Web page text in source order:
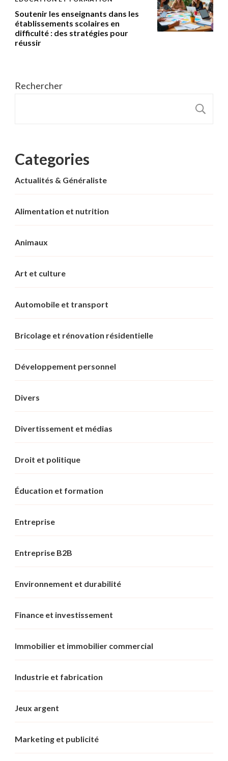
Soutenir les enseignants dans les
établissements scolaires en
difficulté : des stratégies pour
réussir
Rechercher
Categories
Actualités & Généraliste
Alimentation et nutrition
Animaux
Art et culture
Automobile et transport
Bricolage et rénovation résidentielle
Développement personnel
Divers
Divertissement et médias
Droit et politique
Éducation et formation
Entreprise
Entreprise B2B
Environnement et durabilité
Finance et investissement
Immobilier et immobilier commercial
Industrie et fabrication
Jeux argent
Marketing et publicité